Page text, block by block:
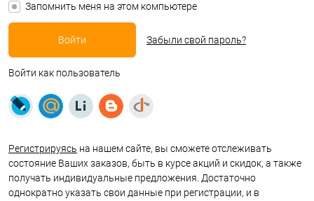
Запомнить меня на этом компьютере
Забыли свой пароль?
Войти как пользователь
Регистрируясь на нашем сайте, вы сможете отслеживать
состояние Ваших заказов, быть в курсе акций и скидок, а также
получать индивидуальные предложения. Достаточно
однократно указать свои данные при регистрации, и в